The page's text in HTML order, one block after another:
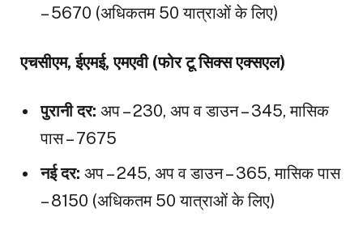
– ₹5670 (अधिकतम 50 यात्राओं के लिए)
एचसीएम, ईएमई, एमएवी (फोर टू सिक्स एक्सएल)
पुरानी दर: अप – ₹230, अप व डाउन – ₹345, मासिक
पास – ₹7675
नई दर: अप – ₹245, अप व डाउन – ₹365, मासिक पास
– ₹8150 (अधिकतम 50 यात्राओं के लिए)